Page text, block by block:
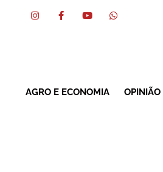
AGRO E ECONOMIA OPINIÃO